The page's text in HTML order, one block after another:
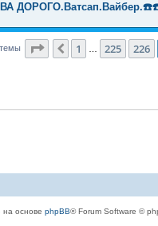
Страница 227из 431
Пред.
1 225 226
на основе phpBB® Forum Software ©